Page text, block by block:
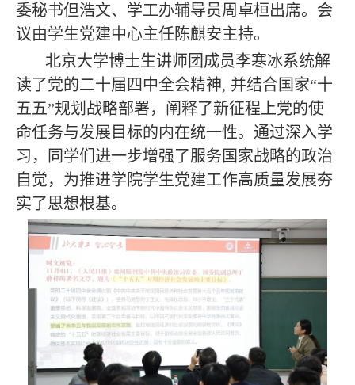
委秘书但浩文、学工办辅导员周卓桓出席。会
议由学生党建中心主任陈麒安主持。
北京大学博士生讲师团成员李寒冰系统解
读了党的二十届四中全会精神, 并结合国家“十
五五”规划战略部署，阐释了新征程上党的使
命任务与发展目标的内在统一性。通过深入学
习，同学们进一步增强了服务国家战略的政治
自觉，为推进学院学生党建工作高质量发展夯
实了思想根基。